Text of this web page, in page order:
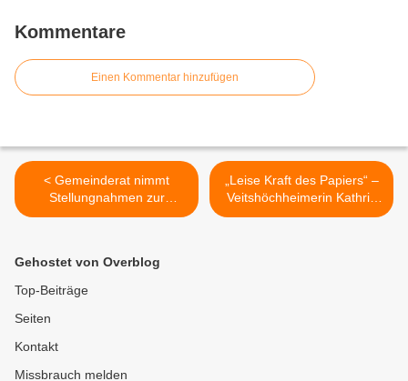
Kommentare
Einen Kommentar hinzufügen
< Gemeinderat nimmt
Stellungnahmen zur
Bürgerversammlung zur
„Leise Kraft des Papiers“ –
Veitshöchheimerin Kathrin
Feser eröffnet zweite
Gehostet von Overblog
Top-Beiträge
Seiten
Kontakt
Missbrauch melden